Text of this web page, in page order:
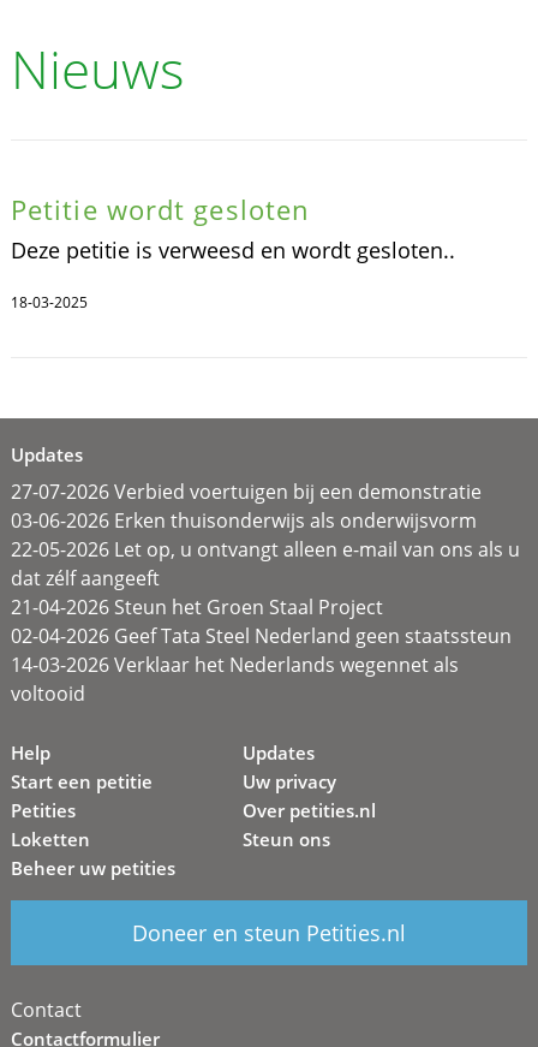
Nieuws
Petitie wordt gesloten
Deze petitie is verweesd en wordt gesloten..
18-03-2025
Updates
27-07-2026 Verbied voertuigen bij een demonstratie
03-06-2026 Erken thuisonderwijs als onderwijsvorm
22-05-2026 Let op, u ontvangt alleen e-mail van ons als u
dat zélf aangeeft
21-04-2026 Steun het Groen Staal Project
02-04-2026 Geef Tata Steel Nederland geen staatssteun
14-03-2026 Verklaar het Nederlands wegennet als
voltooid
Help
Start een petitie
Petities
Loketten
Beheer uw petities
Updates
Uw privacy
Over petities.nl
Steun ons
Doneer en steun Petities.nl
Contact
Contactformulier